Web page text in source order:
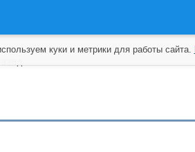
куки и метрики для работы сайта.